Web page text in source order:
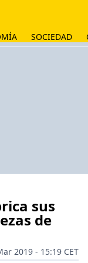
SOCIEDAD
sus
de
2019 - 15:19 CET